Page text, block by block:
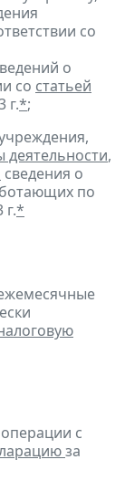
со
о
со статьей
г.*;
деятельности,
сведения о
по
*
с
за